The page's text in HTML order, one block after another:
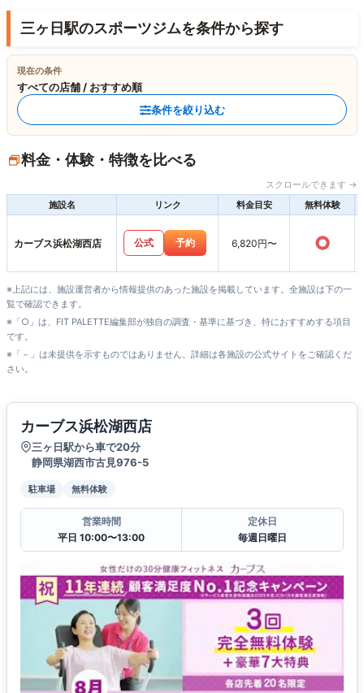
三ヶ日駅のスポーツジムを条件から探す
現在の条件
すべての店舗 / おすすめ順
条件を絞り込む
料金・体験・特徴を比べる
スクロールできます →
施設名
リンク 料金目安 無料体験
カーブス浜松湖西店 公式 予約 6,820円〜 ○
※上記には、施設運営者から情報提供のあった施設を掲載しています。全施設は下の一
覧で確認できます。
※「○」は、FIT PALETTE編集部が独自の調査・基準に基づき、特におすすめする項目
です。
※「－」は未提供を示すものではありません。詳細は各施設の公式サイトをご確認くだ
さい。
カーブス浜松湖西店
三ヶ日駅から車で20分
静岡県湖西市古見976-5
駐車場 無料体験
営業時間
平日 10:00〜13:00
定休日
毎週日曜日